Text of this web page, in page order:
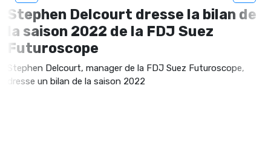
Stephen Delcourt dresse la bilan de
la saison 2022 de la FDJ Suez
Futuroscope
Stephen Delcourt, manager de la FDJ Suez Futuroscope,
dresse un bilan de la saison 2022